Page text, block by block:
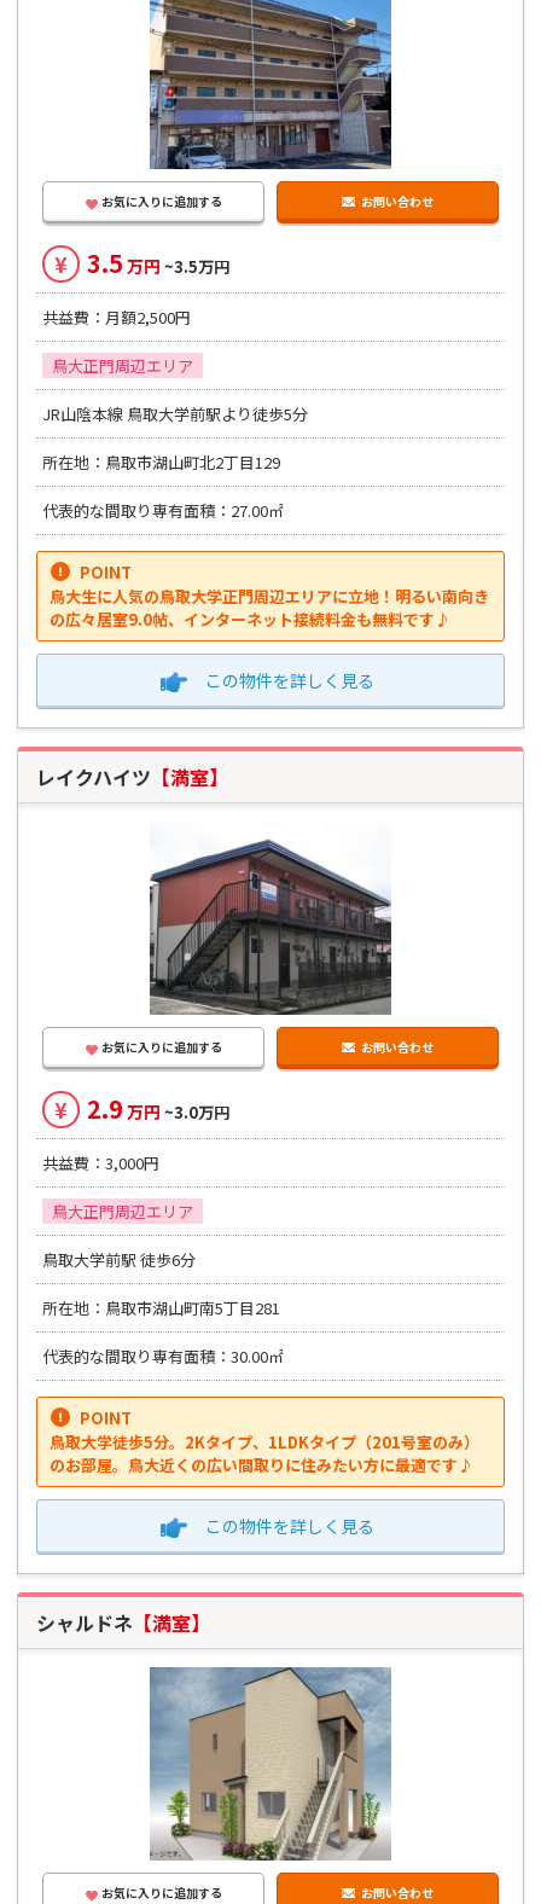
お気に入りに追加する お問い合わせ
¥ 3.5 万円 ~3.5万円
共益費：月額2,500円
鳥大正門周辺エリア
JR山陰本線 鳥取大学前駅より徒歩5分
所在地：鳥取市湖山町北2丁目129
代表的な間取り専有面積：27.00㎡
POINT
鳥大生に人気の鳥取大学正門周辺エリアに立地！明るい南向き
の広々居室9.0帖、インターネット接続料金も無料です♪
この物件を詳しく見る
レイクハイツ 【満室】
お気に入りに追加する お問い合わせ
¥ 2.9 万円 ~3.0万円
共益費：3,000円
鳥大正門周辺エリア
鳥取大学前駅 徒歩6分
所在地：鳥取市湖山町南5丁目281
代表的な間取り専有面積：30.00㎡
POINT
鳥取大学徒歩5分。2Kタイプ、1LDKタイプ（201号室のみ）
のお部屋。鳥大近くの広い間取りに住みたい方に最適です♪
この物件を詳しく見る
シャルドネ 【満室】
お気に入りに追加する お問い合わせ